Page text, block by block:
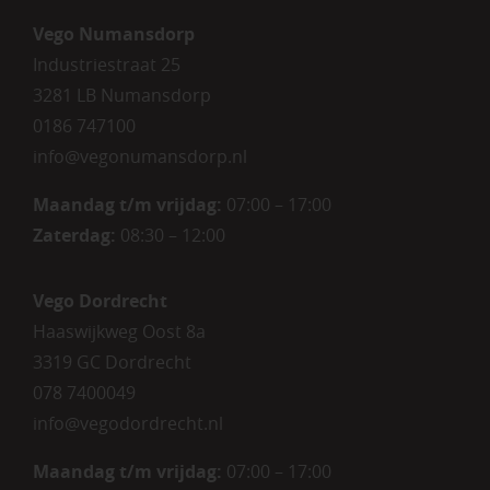
Vego Numansdorp
Industriestraat 25
3281 LB Numansdorp
0186 747100
info@vegonumansdorp.nl
Maandag t/m vrijdag: 07:00 – 17:00
Zaterdag: 08:30 – 12:00
Vego Dordrecht
Haaswijkweg Oost 8a
3319 GC Dordrecht
078 7400049
info@vegodordrecht.nl
Maandag t/m vrijdag: 07:00 – 17:00